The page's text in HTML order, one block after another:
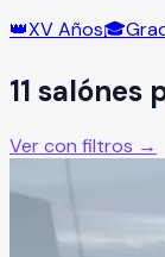
👑XV Años🎓
11 salónes
Ver con filtros →